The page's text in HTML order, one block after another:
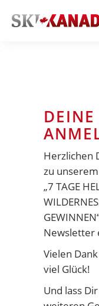
Herzlichen
zu
„7 TAGE
Newsletter
Vielen
viel Glück!
Und lass